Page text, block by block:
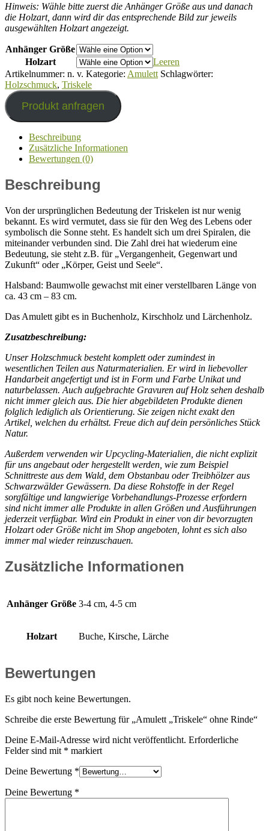
Hinweis: Wähle bitte zuerst die Anhänger Größe aus und danach
die Holzart, dann wird dir das entsprechende Bild zur jeweils
ausgewählten Holzart angezeigt.
Anhänger Größe
Holzart
Leeren
Artikelnummer: n. v. Kategorie: Amulett Schlagwörter:
Holzschmuck, Triskele
Produkt anfragen
Beschreibung
Zusätzliche Informationen
Bewertungen (0)
Beschreibung
Von der ursprünglichen Bedeutung der Triskelen ist nur wenig
bekannt. Es wird vermutet, dass sie für den Weg des Lebens oder
symbolisch die Sonne steht. Es handelt sich um drei Spiralen, die
miteinander verbunden sind. Die Zahl drei hat wiederum eine
Bedeutung, sie steht z.B. für „Vergangenheit, Gegenwart und
Zukunft“ oder „Körper, Geist und Seele“.
Halsband: Baumwolle gewachst mit einer verstellbaren Länge von
ca. 43 cm – 83 cm.
Das Amulett gibt es in Buchenholz, Kirschholz und Lärchenholz.
Zusatzbeschreibung:
Unser Holzschmuck besteht komplett oder zumindest in
wesentlichen Teilen aus Naturmaterialien. Er wird in liebevoller
Handarbeit angefertigt und ist in Form und Farbe Unikat und
naturbelassen. Auch aufgebrachte Gravuren auf Holz sehen deshalb
nicht immer gleich aus. Die hier abgebildeten Produkte dienen
folglich lediglich als Orientierung. Sie zeigen nicht exakt den
Artikel, welchen du erhältst. Freue dich auf dein persönliches Stück
Natur.
Außerdem verwenden wir Upcycling-Materialien, die nicht explizit
für uns angebaut oder hergestellt werden, wie zum Beispiel
Schnittreste aus dem Wald, dem Obstanbau oder Treibhölzer aus
Schwarzwälder Gewässern. Da diese Rohstoffe in der Regel
sorgfältige und langwierige Vorbehandlungs-Prozesse erfordern
sind nicht immer alle Produkte in allen Größen und Ausführungen
jederzeit verfügbar. Wird ein Produkt in einer von dir bevorzugten
Holzart oder Größe nicht im Shop angeboten, lohnt es sich also
immer mal wieder reinzuschauen.
Zusätzliche Informationen
Anhänger Größe 3-4 cm, 4-5 cm
Holzart Buche, Kirsche, Lärche
Bewertungen
Es gibt noch keine Bewertungen.
Schreibe die erste Bewertung für „Amulett „Triskele“ ohne Rinde“
Deine E-Mail-Adresse wird nicht veröffentlicht. Erforderliche
Felder sind mit * markiert
Deine Bewertung *
Deine Bewertung *